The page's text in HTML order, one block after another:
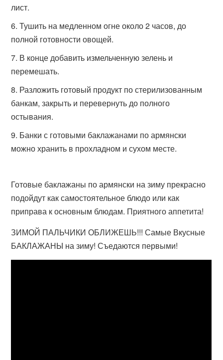
лист.
Тушить на медленном огне около 2 часов, до
полной готовности овощей.
В конце добавить измельченную зелень и
перемешать.
Разложить готовый продукт по стерилизованным
банкам, закрыть и перевернуть до полного
остывания.
Банки с готовыми баклажанами по армянски
можно хранить в прохладном и сухом месте.
Готовые баклажаны по армянски на зиму прекрасно
подойдут как самостоятельное блюдо или как
приправа к основным блюдам. Приятного аппетита!
ЗИМОЙ ПАЛЬЧИКИ ОБЛИЖЕШЬ!!! Самые Вкусные
БАКЛАЖАНЫ на зиму! Съедаются первыми!